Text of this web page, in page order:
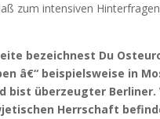
zum intensiven
bezeichnest Du
â€“ beispielsweise in
überzeugter Berliner.
Herrschaft